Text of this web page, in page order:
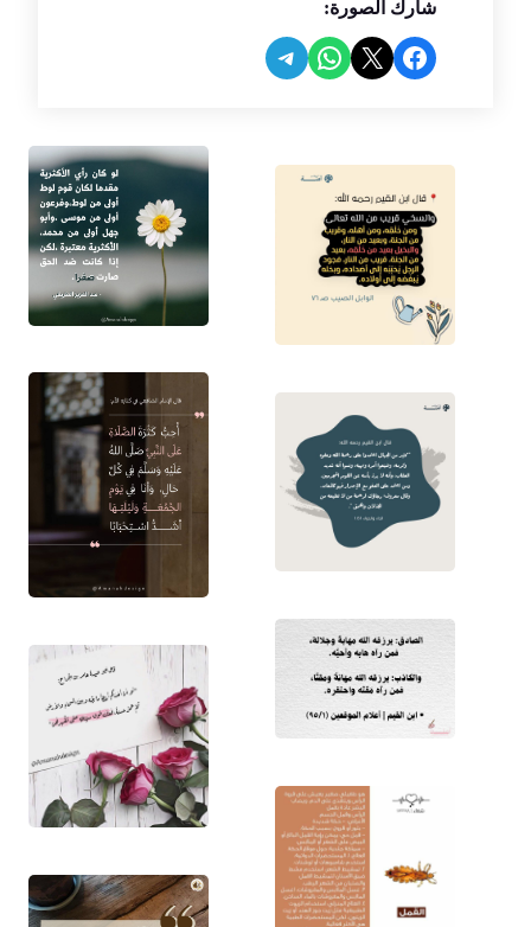
شارك الصورة:
Share on Facebook
Share on X
Share on WhatsApp
Share on Telegram